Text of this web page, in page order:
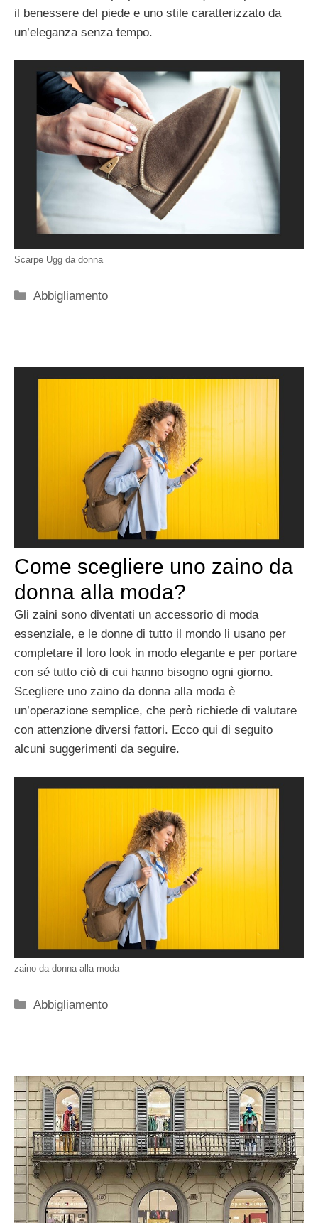
il benessere del piede e uno stile caratterizzato da
un’eleganza senza tempo.
Scarpe Ugg da donna
Categorie
Abbigliamento
Come scegliere uno zaino da
donna alla moda?
Gli zaini sono diventati un accessorio di moda
essenziale, e le donne di tutto il mondo li usano per
completare il loro look in modo elegante e per portare
con sé tutto ciò di cui hanno bisogno ogni giorno.
Scegliere uno zaino da donna alla moda è
un’operazione semplice, che però richiede di valutare
con attenzione diversi fattori. Ecco qui di seguito
alcuni suggerimenti da seguire.
zaino da donna alla moda
Categorie
Abbigliamento